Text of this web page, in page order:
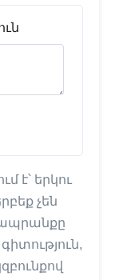
է՝ երկու
չեն
ապրանքը